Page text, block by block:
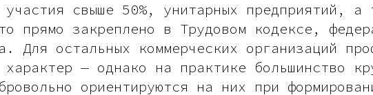
участия свыше 50%, унитарных предприятий, а
прямо закреплено в Трудовом кодексе,
Для остальных коммерческих организаций
характер — однако на практике большинство
ориентируются на них при